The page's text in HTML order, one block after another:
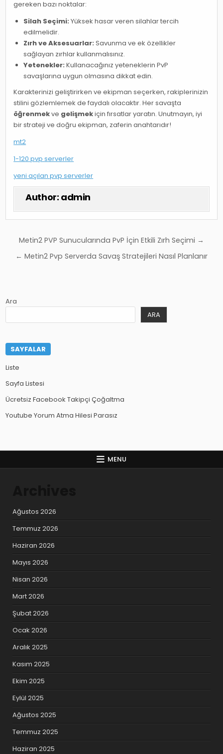
gereken bazı noktalar:
Silah Seçimi: Yüksek hasar veren silahlar tercih
edilmelidir.
Zırh ve Aksesuarlar: Savunma ve ek özellikler
sağlayan zırhlar kullanmalısınız.
Yetenekler: Kullanacağınız yeteneklerin PvP
savaşlarına uygun olmasına dikkat edin.
Karakterinizi geliştirirken ve ekipman seçerken, rakiplerinizin
stilini gözlemlemek de faydalı olacaktır. Her savaşta
öğrenmekve gelişmekiçin fırsatlar yaratın. Unutmayın, iyi
bir strateji ve doğru ekipman, zaferin anahtarıdır!
mt2
1-120 pvp serverler
yeni açılan pvp serverler
Author: admin
Yazı
gezinmesi
Metin2 PVP Sunucularında PvP İçin Etkili Zırh Seçimi →
← Metin2 Pvp Serverda Savaş Stratejileri Nasıl Planlanır
Ara
ARA
SAYFALAR
Liste
Sayfa Listesi
Ücretsiz Facebook Takipçi Çoğaltma
Youtube Yorum Atma Hilesi Parasız
MENU
Ağustos 2026
Temmuz 2026
Haziran 2026
Mayıs 2026
Nisan 2026
Mart 2026
Şubat 2026
Ocak 2026
Aralık 2025
Kasım 2025
Ekim 2025
Eylül 2025
Ağustos 2025
Temmuz 2025
Haziran 2025